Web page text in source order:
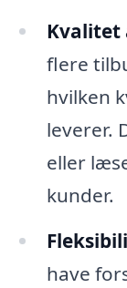
Kvalitet
flere
hvilken
leverer.
eller
kunder.
have